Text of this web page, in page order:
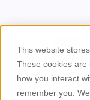
This website
These cookies
how you interact
remember you.
Casa /
POLÍTICA